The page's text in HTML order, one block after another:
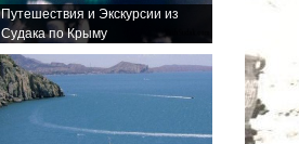
Путешествия и Экскурсии из
Судака по Крыму